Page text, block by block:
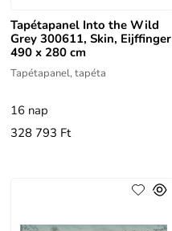
Tapétapanel Into the Wild
Grey 300611, Skin, Eijffinger
490 x 280 cm
Tapétapanel, tapéta
16 nap
328 793 Ft